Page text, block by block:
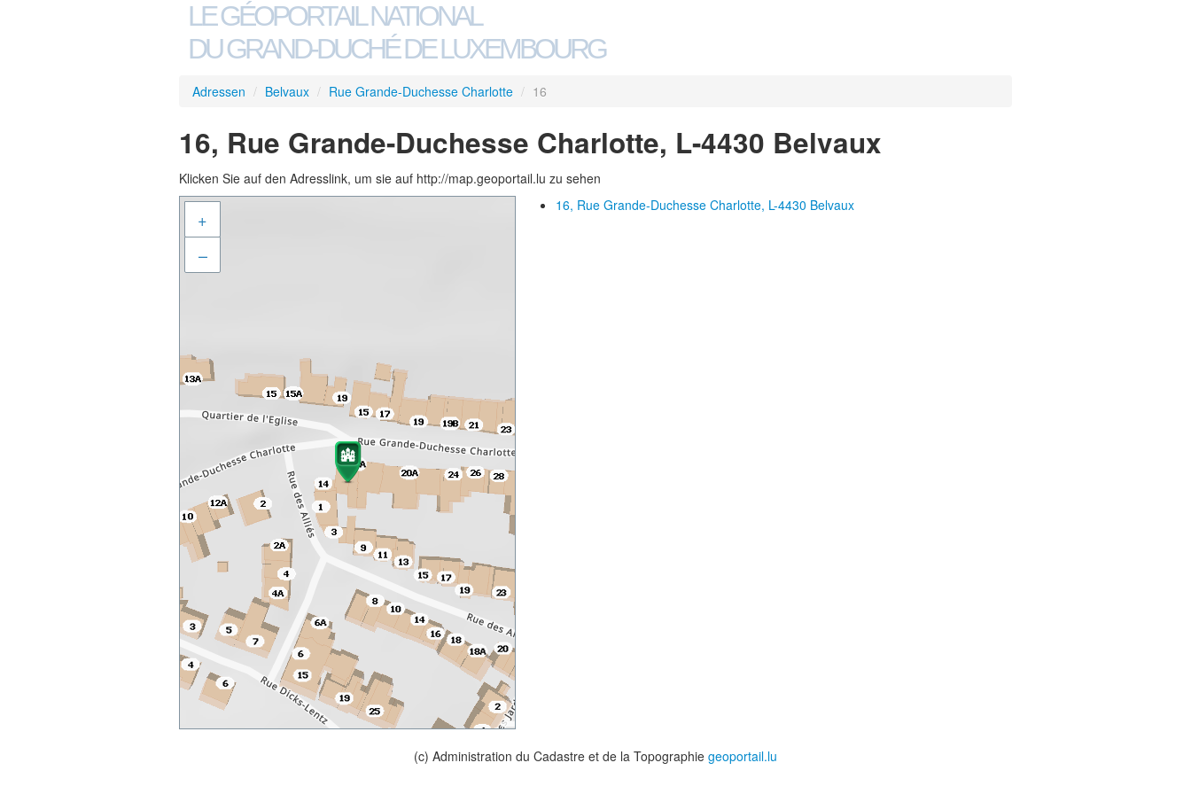
LE GÉOPORTAIL NATIONAL
DU GRAND-DUCHÉ DE LUXEMBOURG
Adressen / Belvaux / Rue Grande-Duchesse Charlotte / 16
16, Rue Grande-Duchesse Charlotte, L-4430 Belvaux
Klicken Sie auf den Adresslink, um sie auf http://map.geoportail.lu zu sehen
+
–
16, Rue Grande-Duchesse Charlotte, L-4430 Belvaux
(c) Administration du Cadastre et de la Topographie geoportail.lu